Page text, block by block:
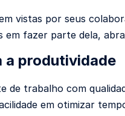
vistas por seus
em fazer parte dela,
a produtividade
de trabalho com
em otimizar